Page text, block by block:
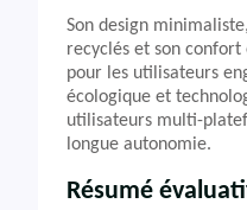
Son design
recyclés et son
pour les utilisateurs
écologique et
utilisateurs multi-
longue autonomie.
Résumé